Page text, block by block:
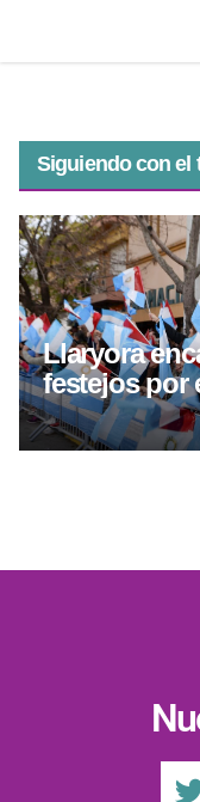
Siguiendo con el
Llaryora
festejos por
aniversario
Totoral con